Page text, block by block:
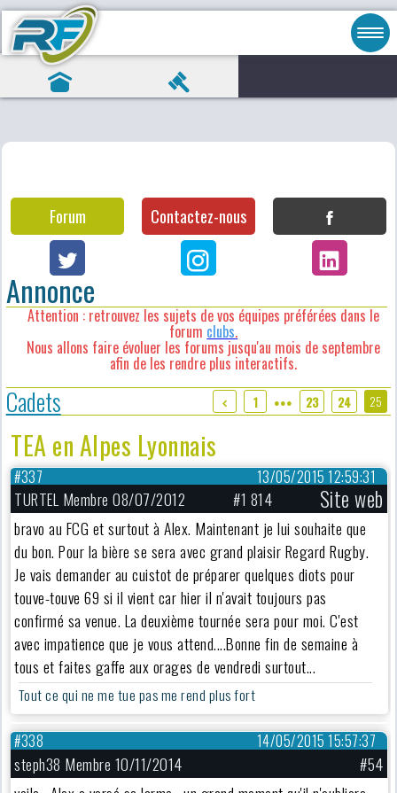
Forum Contactez-nous
Annonce
Attention : retrouvez les sujets de vos équipes préférées dans le
forum clubs.
Nous allons faire évoluer les forums jusqu'au mois de septembre
afin de les rendre plus interactifs.
Cadets 1 ●●● 23 24 25
TEA en Alpes Lyonnais
13/05/2015 12:59:31
#337
TURTEL Membre 08/07/2012 #1 814 Site web
bravo au FCG et surtout à Alex. Maintenant je lui souhaite que
du bon. Pour la bière se sera avec grand plaisir Regard Rugby.
Je vais demander au cuistot de préparer quelques diots pour
touve-touve 69 si il vient car hier il n'avait toujours pas
confirmé sa venue. La deuxième tournée sera pour moi. C'est
avec impatience que je vous attend....Bonne fin de semaine à
tous et faites gaffe aux orages de vendredi surtout...
Tout ce qui ne me tue pas me rend plus fort
14/05/2015 15:57:37
#338
steph38 Membre 10/11/2014
#54